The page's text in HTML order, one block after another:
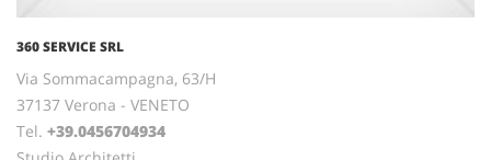
360 SERVICE SRL
Via Sommacampagna, 63/H
37137 Verona - VENETO
Tel. +39.0456704934